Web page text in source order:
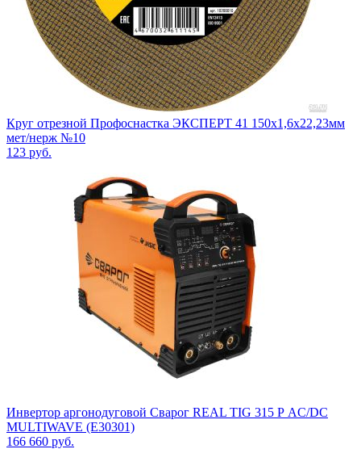
Круг отрезной Профоснастка ЭКСПЕРТ 41 150x1,6x22,23мм
мет/нерж №10
123 руб.
Инвертор аргонодуговой Сварог REAL TIG 315 Р AC/DC
MULTIWAVE (E30301)
166 660 руб.